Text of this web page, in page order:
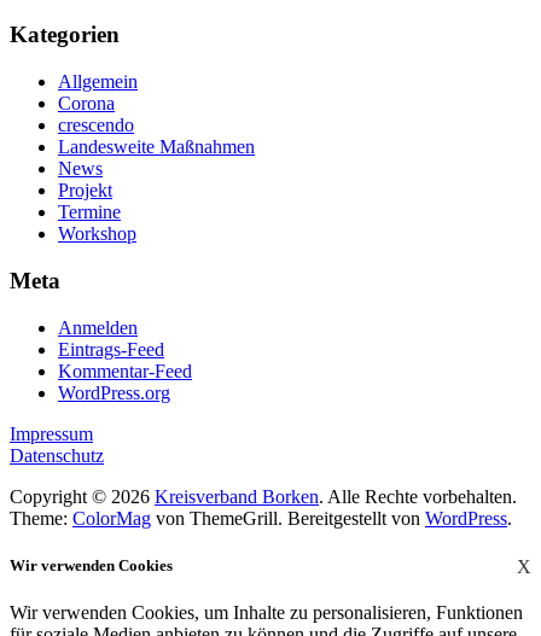
Kategorien
Allgemein
Corona
crescendo
Landesweite Maßnahmen
News
Projekt
Termine
Workshop
Meta
Anmelden
Eintrags-Feed
Kommentar-Feed
WordPress.org
Impressum
Datenschutz
Copyright © 2026 Kreisverband Borken. Alle Rechte vorbehalten.
Theme: ColorMag von ThemeGrill. Bereitgestellt von WordPress.
X
Wir verwenden Cookies
Wir verwenden Cookies, um Inhalte zu personalisieren, Funktionen